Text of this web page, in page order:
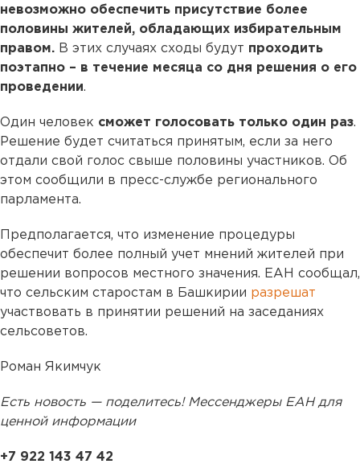
невозможно обеспечить присутствие более
половины жителей, обладающих избирательным
правом. В этих случаях сходы будут проходить
поэтапно – в течение месяца со дня решения о его
проведении.
Один человек сможет голосовать только один раз.
Решение будет считаться принятым, если за него
отдали свой голос свыше половины участников. Об
этом сообщили в пресс-службе регионального
парламента.
Предполагается, что изменение процедуры
обеспечит более полный учет мнений жителей при
решении вопросов местного значения. ЕАН сообщал,
что сельским старостам в Башкирии разрешат
участвовать в принятии решений на заседаниях
сельсоветов.
Роман Якимчук
Есть новость — поделитесь! Мессенджеры ЕАН для
ценной информации
+7 922 143 47 42